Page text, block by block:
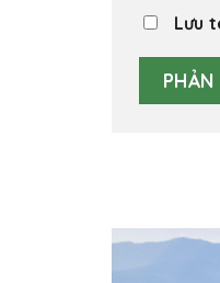
Lưu